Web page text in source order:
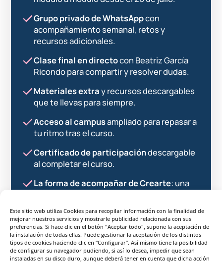
Este sitio web utiliza Cookies para recopilar información con la finalidad de
mejorar nuestros servicios y mostrarle publicidad relacionada con sus
preferencias. Si hace clic en el botón "Aceptar todo", supone la aceptación de
la instalación de todas ellas. Puede gestionar la aceptación de los distintos
tipos de cookies haciendo clic en “Configurar”. Así mismo tiene la posibilidad
de configurar su navegador pudiendo, si así lo desea, impedir que sean
instaladas en su disco duro, aunque deberá tener en cuenta que dicha acción
Grupo privado de WhatsAppcon
acompañamiento semanal, retos y
recursos adicionales.
Clase final en directocon Beatriz García
Ricondo para compartir y resolver dudas.
Materiales extray recursos descargables
que te llevas para siempre.
Acceso al campusampliado para repasar a
tu ritmo tras el curso.
Certificado de participacióndescargable
al completar el curso.
La forma de acompañar de Crearte: una
metodología.
Reserva tu plaza· 149€
Después de esta edición, el curso vuelve a estar